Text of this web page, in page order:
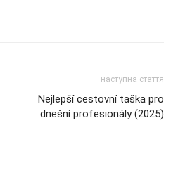
наступна стаття
Nejlepší cestovní taška pro
dnešní profesionály (2025)